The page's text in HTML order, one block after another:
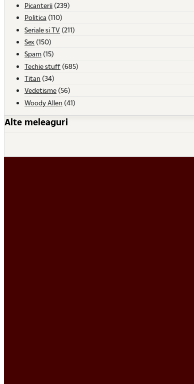
Picanterii (239)
Politica (110)
Seriale si TV (211)
Sex (150)
Spam (15)
Techie stuff (685)
Titan (34)
Vedetisme (56)
Woody Allen (41)
Alte meleaguri